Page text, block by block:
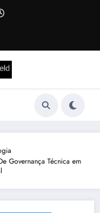
Governança Técnica em